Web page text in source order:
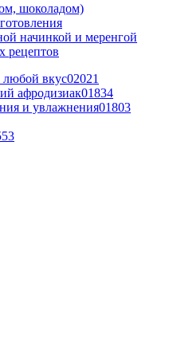
шоколадом)
начинкой и меренгой
рецептов
любой вкус02021
афродизиак01834
и увлажнения01803